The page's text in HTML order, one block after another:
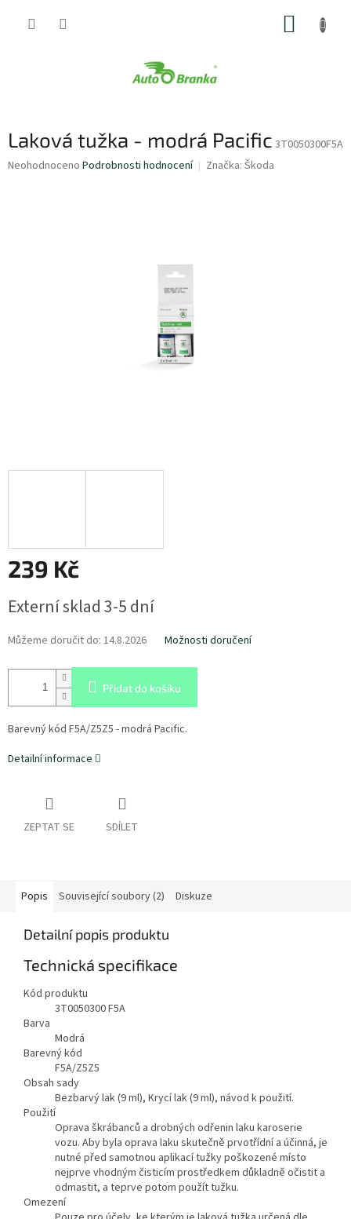
Laková tužka - modrá Pacific 3T0050300F5A
Průměrné
Neohodnoceno Podrobnosti hodnocení Značka: Škoda
239 Kč
cena:
Externí sklad 3-5 dní
Můžeme doručit do: 14.8.2026 Možnosti doručení
Přidat do košíku
Barevný kód F5A/Z5Z5 - modrá Pacific.
Detailní informace
ZEPTAT SE SDÍLET
Popis Související soubory (2) Diskuze
Detailní popis produktu
Technická specifikace
Kód produktu
3T0050300 F5A
Barva
Modrá
Barevný kód
F5A/Z5Z5
Obsah sady
Bezbarvý lak (9 ml), Krycí lak (9 ml), návod k použití.
Použití
Oprava škrábanců a drobných odřenin laku karoserie
vozu. Aby byla oprava laku skutečně prvotřídní a účinná, je
nutné před samotnou aplikací tužky poškozené místo
nejprve vhodným čisticím prostředkem důkladně očistit a
odmastit, a teprve potom použít tužku.
Omezení